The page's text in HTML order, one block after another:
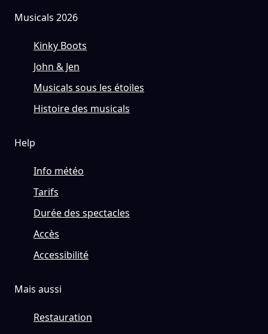
Musicals 2026
Kinky Boots
John & Jen
Musicals sous les étoiles
Histoire des musicals
Help
Info météo
Tarifs
Durée des spectacles
Accès
Accessibilité
Mais aussi
Restauration